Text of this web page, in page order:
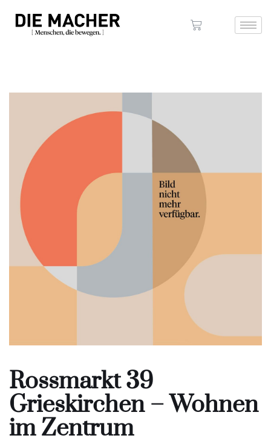
Rossmarkt 39
Grieskirchen – Wohnen
im Zentrum